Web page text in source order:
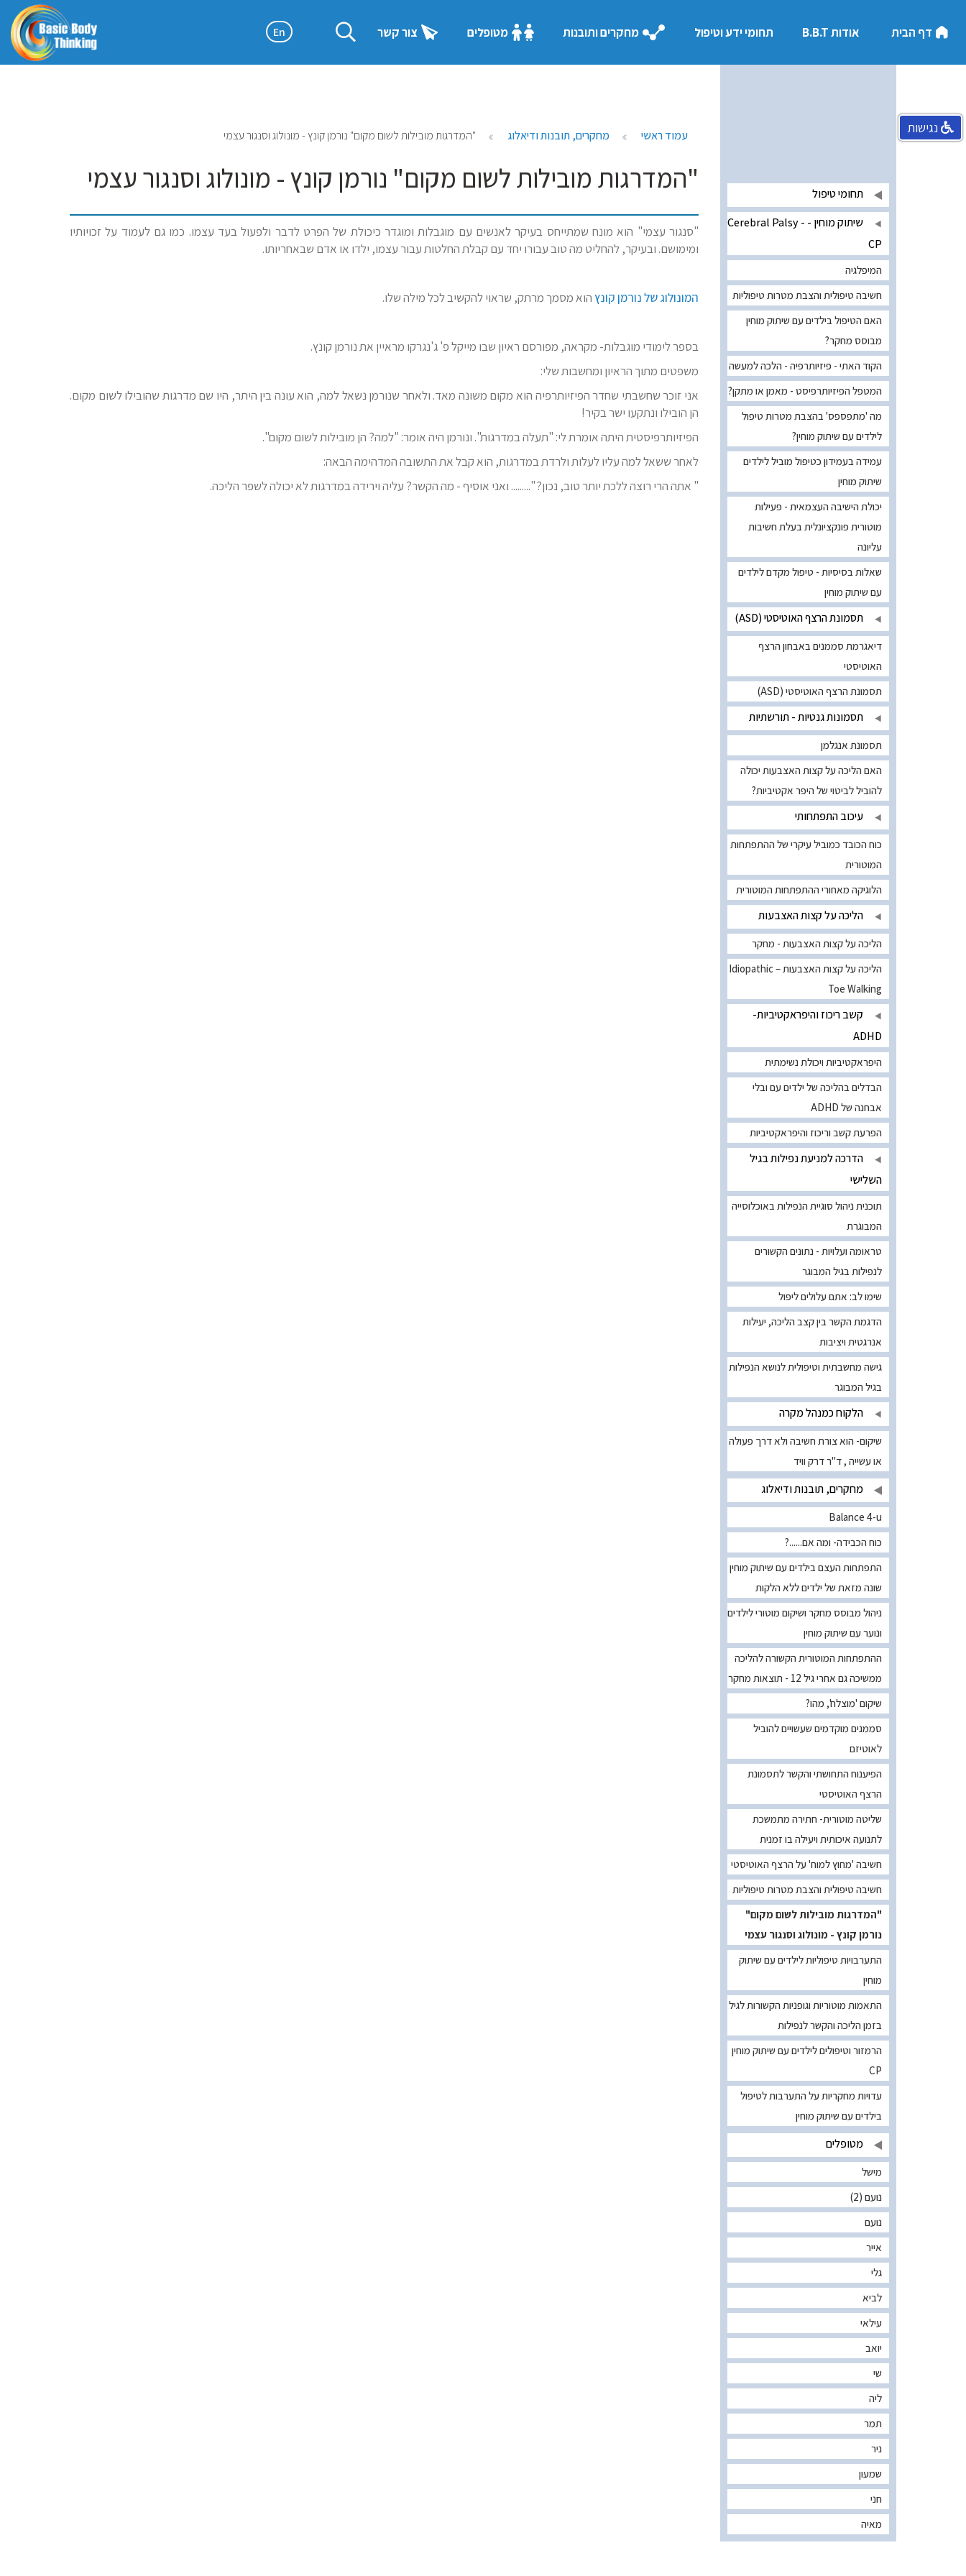
דף הבית אודות B.B.T תחומי ידע וטיפול מחקרים ותובנות מטופלים צור קשר En
עמוד ראשי מחקרים, תובנות ודיאלוג "המדרגות מובילות לשום מקום" נורמן קונץ - מונולוג וסנגור עצמי
"המדרגות מובילות לשום מקום" נורמן קונץ - מונולוג וסנגור עצמי
"סנגור עצמי" הוא מונח שמתייחס בעיקר לאנשים עם מוגבלות ומוגדר כיכולת של הפרט לדבר ולפעול בעד עצמו. כמו גם לעמוד על זכויותיו
ומימושם. ובעיקר, להחליט מה טוב עבורו יחד עם קבלת החלטות עבור עצמו, ילדו או אדם שבאחריותו.
המונולוג של נורמן קונץהוא מסמך מרתק, שראוי להקשיב לכל מילה שלו.
בספר לימודי מוגבלות- מקראה, מפורסם ראיון שבו מייקל פ' ג'נגרקו מראיין את נורמן קונץ.
משפטים מתוך הראיון ומחשבות שלי:
אני זוכר שחשבתי שחדר הפיזיותרפיה הוא מקום משונה מאד. ולאחר שנורמן נשאל למה, הוא עונה בין היתר, היו שם מדרגות שהובילו לשום מקום.
הן הובילו ונתקעו ישר בקיר!
הפיזיותרפיסטית היתה אומרת לי: "תעלה במדרגות". ונורמן היה אומר: "למה? הן מובילות לשום מקום".
לאחר ששאל למה עליו לעלות ולרדת במדרגות, הוא קבל את התשובה המדהימה הבאה:
" אתה הרי רוצה ללכת יותר טוב, נכון? "......... ואני אוסיף - מה הקשר? עליה וירידה במדרגות לא יכולה לשפר הליכה.
תחומי טיפול
שיתוק מוחין - Cerebral Palsy -
CP
המיפלגיה
חשיבה טיפולית והצבת מטרות טיפוליות
האם הטיפול בילדים עם שיתוק מוחין
מבוסס מחקר?
הקוד האתי - פיזיותרפיה - הלכה למעשה
המטפל הפיזיותרפיסט - מאמן או מתקן?
מה 'מתפספס' בהצבת מטרות טיפול
לילדים עם שיתוק מוחין?
עמידה בעמידון כטיפול מוביל לילדים
שיתוק מוחין
יכולת הישיבה העצמאית - פעילות
מוטורית פונקציונלית בעלת חשיבות
עליונה
שאלות בסיסיות - טיפול מקדם לילדים
עם שיתוק מוחין
תסמונת הרצף האוטיסטי (ASD)
דיאגרמת סממנים באבחון הרצף
האוטיסטי
תסמונת הרצף האוטיסטי (ASD)
תסמונות גנטיות - תורשתיות
תסמונת אנגלמן
האם הליכה על קצות האצבעות יכולה
להוביל לביטוי של היפר אקטיביות?
עיכוב התפתחותי
כוח הכובד כמוביל עיקרי של ההתפתחות
המוטורית
הלוגיקה מאחורי ההתפתחות המוטורית
הליכה על קצות האצבעות
הליכה על קצות האצבעות - מחקר
הליכה על קצות האצבעות – Idiopathic
Toe Walking
קשב ריכוז והיפראקטיביות-
ADHD
היפראקטיביות ויכולת נשימתית
הבדלים בהליכה של ילדים עם ובלי
אבחנה של ADHD
הפרעת קשב וריכוז והיפראקטיביות
הדרכה למניעת נפילות בגיל
השלישי
תוכנית ניהול סוגיית הנפילות באוכלוסייה
המבוגרת
טראומה ועלויות - נתונים הקשורים
לנפילות בגיל המבוגר
שימו לב: אתם עלולים ליפול
הדגמת הקשר בין קצב הליכה, יעילות
אנרגטית ויציבות
גישה מחשבתית וטיפולית לנושא הנפילות
בגיל המבוגר
הלקוח כמנהל מקרה
שיקום- הוא צורת חשיבה ולא דרך פעולה
או עשייה , ד"ר דרק וויד
מחקרים, תובנות ודיאלוג
Balance 4-u
כוח הכבידה- ומה אם......?
התפתחות העצם בילדים עם שיתוק מוחין
שונה מזאת של ילדים ללא הלקות
ניהול מבוסס מחקר ושיקום מוטורי לילדים
ונוער עם שיתוק מוחין
ההתפתחות המוטורית הקשורה להליכה
ממשיכה גם אחרי גיל 12 - תוצאות מחקר
שיקום 'מוצלח', מהו?
סממנים מוקדמים שעשויים להוביל
לאוטיזם
הפיענוח התחושתי והקשר לתסמונת
הרצף האוטיסטי
שליטה מוטורית- חתירה מתמשכת
לתנועה איכותית ויעילה בו זמנית
חשיבה 'מחוץ למוח' על הרצף האוטיסטי
חשיבה טיפולית והצבת מטרות טיפוליות
"המדרגות מובילות לשום מקום"
נורמן קונץ - מונולוג וסנגור עצמי
התערבויות טיפוליות לילדים עם שיתוק
מוחין
התאמות מוטוריות וגופניות הקשורות לגיל
בזמן הליכה והקשר לנפילות
הרמזור וטיפולים לילדים עם שיתוק מוחין
CP
עדויות מחקריות על התערבות לטיפול
בילדים עם שיתוק מוחין
מטופלים
מישל
נועם (2)
נועם
אייר
גלי
לביא
עילאי
יואב
שי
ליה
תמר
ניר
שמעון
חני
מאיה
נגישות